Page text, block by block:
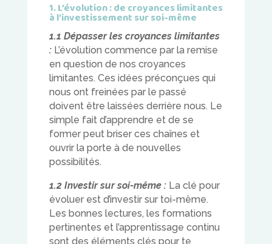
1. L’évolution : de croyances limitantes
à l’investissement sur soi-même
1.1 Dépasser les croyances limitantes
:L’évolution commence par la remise
en question de nos croyances
limitantes. Ces idées préconçues qui
nous ont freinées par le passé
doivent être laissées derrière nous. Le
simple fait d’apprendre et de se
former peut briser ces chaînes et
ouvrir la porte à de nouvelles
possibilités.
1.2 Investir sur soi-même :La clé pour
évoluer est d’investir sur toi-même.
Les bonnes lectures, les formations
pertinentes et l’apprentissage continu
sont des éléments clés pour te